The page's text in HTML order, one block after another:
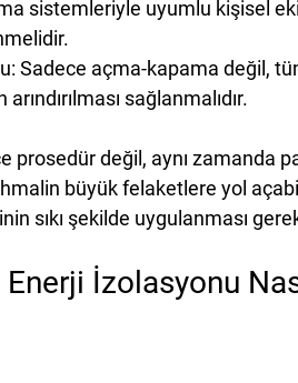
sistemleriyle uyumlu kişisel
: Sadece açma-kapama değil,
sağlanmalıdır.
prosedür değil, aynı zamanda
büyük felaketlere yol
sıkı şekilde uygulanması
İzolasyonu